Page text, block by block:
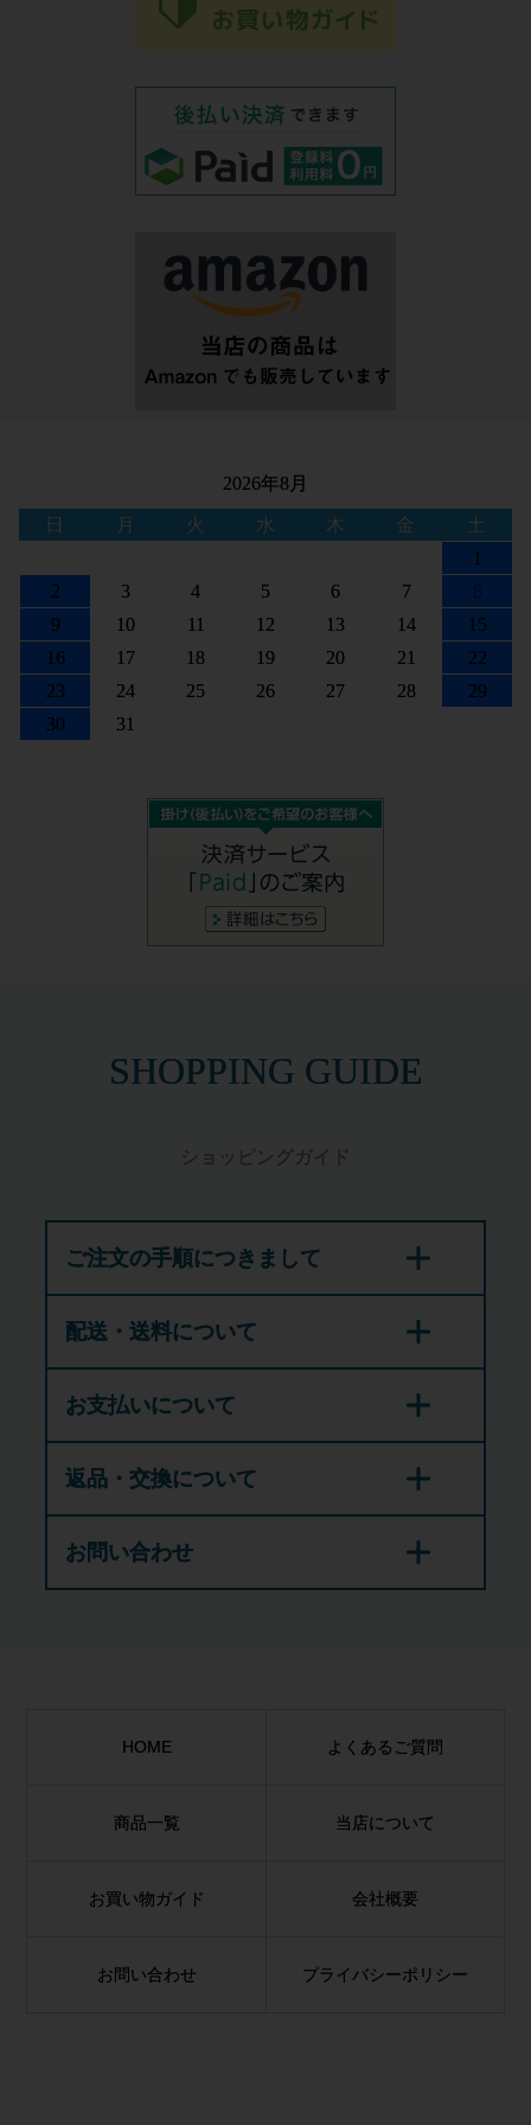
2026年8月
日 月 火 水 木 金
土
1
2
3 4 5 6 7
9
10 11 12 13 14
15
16
17 18 19 20 21
22
23
24 25 26 27 28
29
30
31
SHOPPING GUIDE
ご注文の手順につきまして
配送・送料について
お支払いについて
返品・交換について
お問い合わせ
HOME よくあるご質問
商品一覧 当店について
お買い物ガイド 会社概要
お問い合わせ プライバシーポリシー